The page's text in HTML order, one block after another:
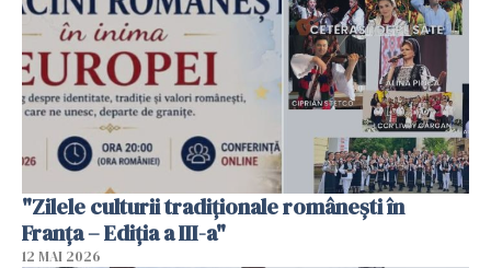
"Zilele culturii tradiționale românești în
Franța – Ediția a III-a"
12 MAI 2026